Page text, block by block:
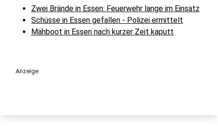
Zwei Brände in Essen: Feuerwehr lange im Einsatz
Schüsse in Essen gefallen - Polizei ermittelt
Mähboot in Essen nach kurzer Zeit kaputt
Anzeige